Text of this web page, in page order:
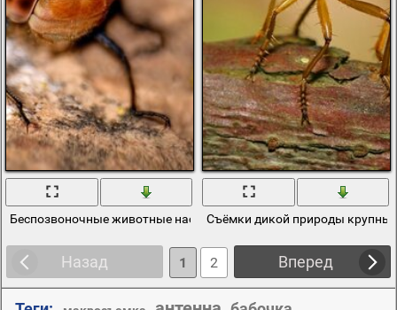
Беспозвоночные животные насекомыеСъёмки дикой природы
Назад Вперед
1 2